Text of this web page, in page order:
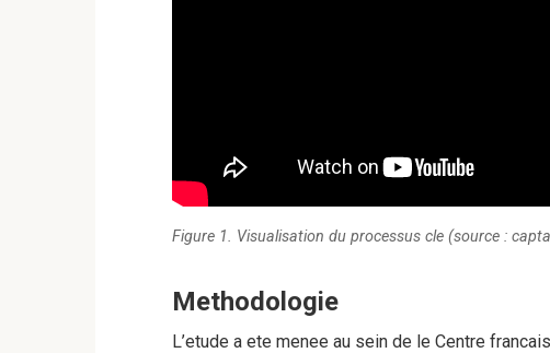
Figure 1. Visualisation du processus cle (source :
Methodologie
L’etude a ete menee au sein de le Centre